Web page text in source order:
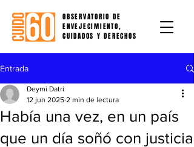
OBSERVATORIO DE
ENVEJECIMIENTO,
CUIDADOS Y DERECHOS
Entrada
Había una vez, en un país
que un día soñó con justicia
Deymi Datri
12 jun 2025 2 min de lectura